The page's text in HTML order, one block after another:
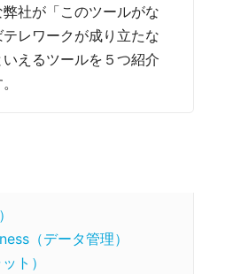
社が「このツールがな
レワークが成り立たな
えるツールを５つ紹介
（データ管理）
ト）